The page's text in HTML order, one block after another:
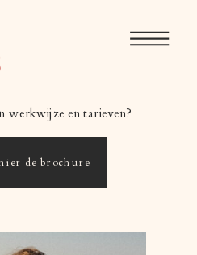
werkwijze en tarieven?
de brochure